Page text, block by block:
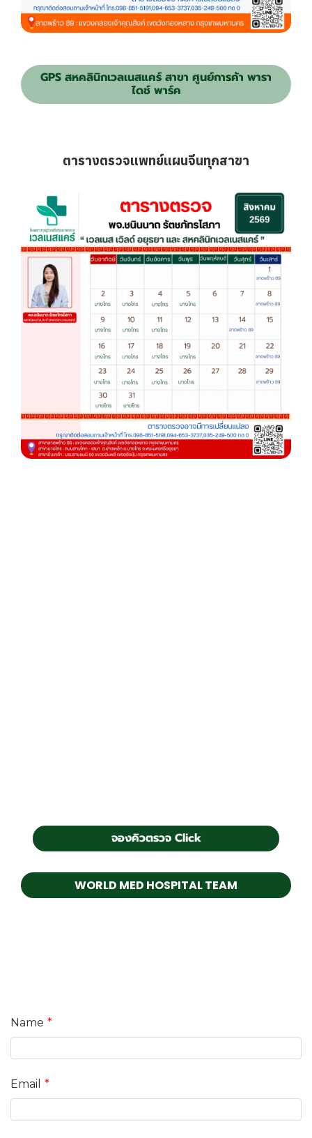
GPS สหคลินิกเวลเนสแคร์ สาขา ศูนย์การค้า พารา
ไดช์ พาร์ค
ตารางตรวจแพทย์แผนจีนทุกสาขา
จองคิวตรวจ Click
WORLD MED HOSPITAL TEAM
Name
Email